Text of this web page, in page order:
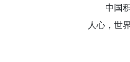
中国积
人心，世